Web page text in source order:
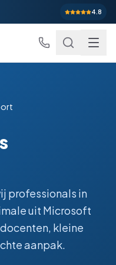
4.8
Gevorderd
Gevorderd
Gevorderd
Gevorderd
Beginner
professionals in
uit Microsoft
kleine
aanpak.